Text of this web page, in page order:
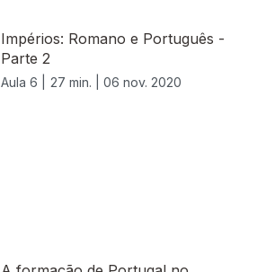
Impérios: Romano e Português -
Parte 2
Aula 6 | 27 min. | 06 nov. 2020